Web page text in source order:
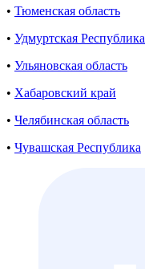
• Тюменская область
• Удмуртская Республика
• Ульяновская область
• Хабаровский край
• Челябинская область
• Чувашская Республика